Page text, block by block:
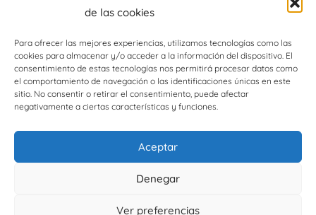
de las cookies
Para ofrecer las mejores experiencias, utilizamos tecnologías como las
cookies para almacenar y/o acceder a la información del dispositivo. El
consentimiento de estas tecnologías nos permitirá procesar datos como
el comportamiento de navegación o las identificaciones únicas en este
sitio. No consentir o retirar el consentimiento, puede afectar
negativamente a ciertas características y funciones.
Aceptar
Denegar
Ver preferencias
Determinación glucosa y colesterol total
Perforación del lóbulo de la oreja
Análisis capilar
INFORMACIÓN DE INTERÉS
Términos y condiciones